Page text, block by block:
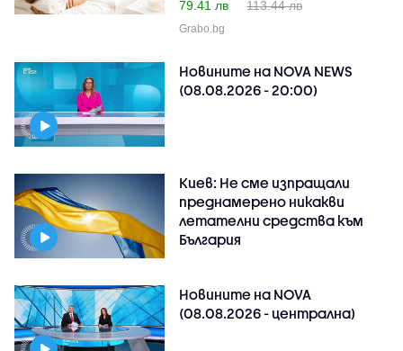
79.41 лв
113.44 лв
Grabo.bg
Новините на NOVA NEWS
(08.08.2026 - 20:00)
Киев: Не сме изпращали
преднамерено никакви
летателни средства към
България
Новините на NOVA
(08.08.2026 - централна)